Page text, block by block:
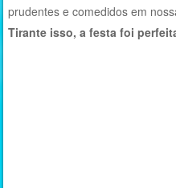
prudentes e comedidos em
Tirante isso, a festa foi